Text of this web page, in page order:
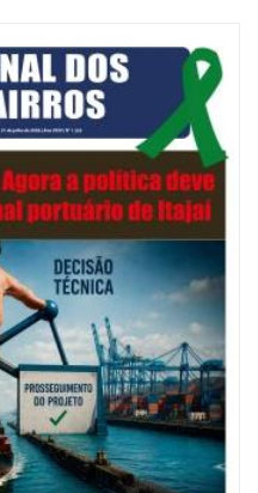
o aniversário de Navegantes